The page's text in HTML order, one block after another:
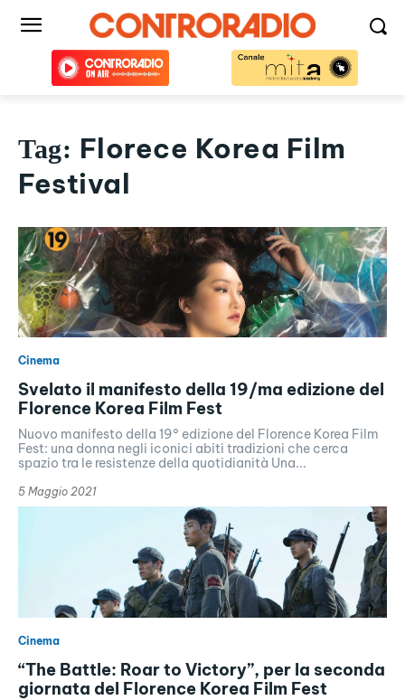
Tag: Florece Korea Film
Festival
Cinema
Svelato il manifesto della 19/ma edizione del
Florence Korea Film Fest
Nuovo manifesto della 19° edizione del Florence Korea Film
Fest: una donna negli iconici abiti tradizioni che cerca
spazio tra le resistenze della quotidianità Una...
5 Maggio 2021
Cinema
“The Battle: Roar to Victory”, per la seconda
giornata del Florence Korea Film Fest